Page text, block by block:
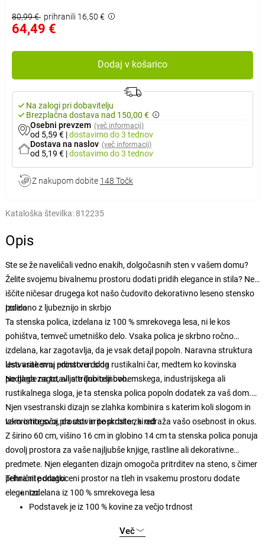
80,99 € prihranili 16,50 €
64,49 €
Dodaj v košarico
Na zalogi pri dobavitelju
Brezplačna dostava nad 150,00 €
Osebni prevzem (več informacij)
od 5,59 € |dostavimodo 3 tednov
Dostava na naslov (več informacij)
od 5,19 € |dostavimodo 3 tednov
Z nakupom dobite 148 Točk
Kataloška številka: 812235
Opis
Ste se že naveličali vedno enakih, dolgočasnih sten v vašem domu?
Želite svojemu bivalnemu prostoru dodati pridih elegance in stila? Ne
iščite ničesar drugega kot našo čudovito dekorativno leseno stensko
polico.
Izdelano z ljubeznijo in skrbjo
Ta stenska polica, izdelana iz 100 % smrekovega lesa, ni le kos
pohištva, temveč umetniško delo. Vsaka polica je skrbno ročno
izdelana, kar zagotavlja, da je vsak detajl popoln. Naravna struktura
lesa vsakemu prostoru doda rustikalni čar, medtem ko kovinska
podlaga zagotavlja trdno osnovo.
Ustvarite svoj edinstven slog
Ne glede na to, ali ste ljubitelji bohemskega, industrijskega ali
rustikalnega sloga, je ta stenska polica popoln dodatek za vaš dom.
Njen vsestranski dizajn se zlahka kombinira s katerim koli slogom in
vam omogoča, da ustvarite prostor, ki odraža vašo osebnost in okus.
Izkoristite svoj prostor in poskrbite za red
Z širino 60 cm, višino 16 cm in globino 14 cm ta stenska polica ponuja
dovolj prostora za vaše najljubše knjige, rastline ali dekorativne
predmete. Njen eleganten dizajn omogoča pritrditev na steno, s čimer
prihranite dragoceni prostor na tleh in vsakemu prostoru dodate
eleganco.
Tehnični podatki:
Izdelana iz 100 % smrekovega lesa
Podstavek je iz 100 % kovine za večjo trdnost
Širina: 60 cm, višina: 16 cm, globina: 14 cm
Več